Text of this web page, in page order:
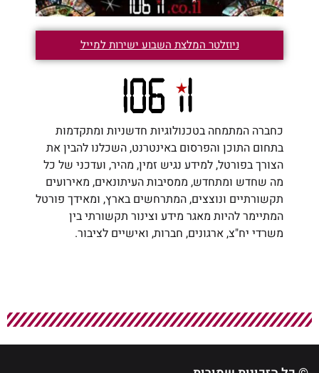
ניוזלטר המלצת השבוע ישירות למייל
כחברה המתמחה בטכנולוגיות חדשניות ומתקדמות
בתחום התוכן והפרסום באינטרנט, השכלנו להבין את
הצורך בפורטל, למידע נגיש זמין, מהיר, ועדכני של כל
מה שחדש ומתחדש, ממסיבות העיתונאים, מאירועים
תקשורתיים ונוצצים, המתרחשים בארץ, ומאידך פורטל
המתיימר להיות מאגר מידע וצינור תקשורתי בין
משרדי יח"צ, ארגונים, חברות, ואישיים לציבור.